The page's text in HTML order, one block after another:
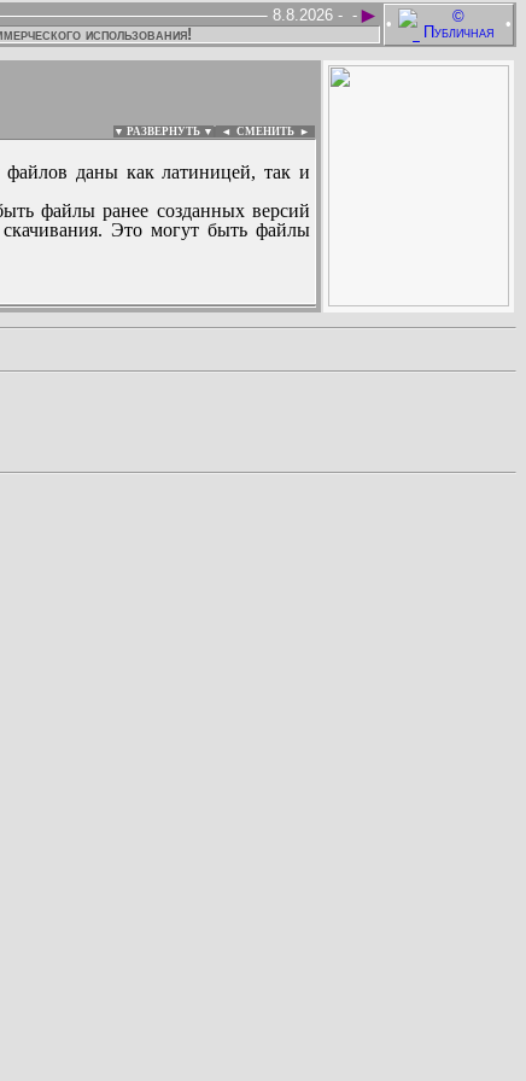
• •
►
-
8.8.2026 -
использования!
▼ РАЗВЕРНУТЬ ▼ ◄ СМЕНИТЬ ►
файлов даны как латиницей, так и
файлы ранее созданных версий
Это могут быть файлы
: